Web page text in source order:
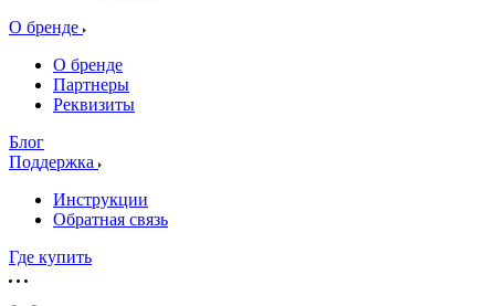
О бренде
О бренде
Партнеры
Реквизиты
Блог
Поддержка
Инструкции
Обратная связь
Где купить